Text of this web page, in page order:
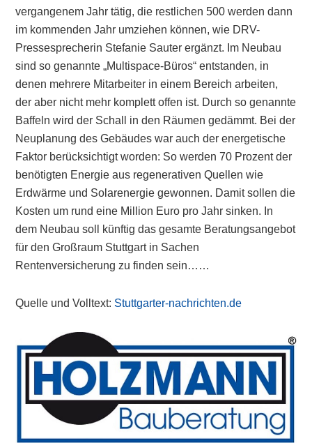
vergangenem Jahr tätig, die restlichen 500 werden dann
im kommenden Jahr umziehen können, wie DRV-
Pressesprecherin Stefanie Sauter ergänzt. Im Neubau
sind so genannte „Multispace-Büros“ entstanden, in
denen mehrere Mitarbeiter in einem Bereich arbeiten,
der aber nicht mehr komplett offen ist. Durch so genannte
Baffeln wird der Schall in den Räumen gedämmt. Bei der
Neuplanung des Gebäudes war auch der energetische
Faktor berücksichtigt worden: So werden 70 Prozent der
benötigten Energie aus regenerativen Quellen wie
Erdwärme und Solarenergie gewonnen. Damit sollen die
Kosten um rund eine Million Euro pro Jahr sinken. In
dem Neubau soll künftig das gesamte Beratungsangebot
für den Großraum Stuttgart in Sachen
Rentenversicherung zu finden sein……
Quelle und Volltext: Stuttgarter-nachrichten.de
Primary
Sidebar